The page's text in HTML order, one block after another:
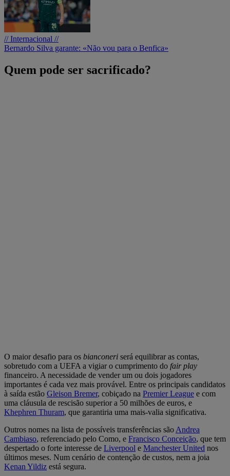
// Internacional //
Bernardo Silva garante: «Não vou para o Benfica»
Quem pode ser sacrificado?
O maior desafio para os bianconeri será equilibrar as contas,
sobretudo com a UEFA a vigiar o cumprimento do fair play
financeiro. A necessidade de vender um ou dois jogadores
importantes é cada vez mais provável. Entre os principais candidatos
à saída estão Gleison Bremer, cobiçado na Premier League e com
uma cláusula de rescisão superior a 50 milhões de euros, e
Khephren Thuram, que garantiria uma mais-valia significativa.
Outros nomes na lista de possíveis transferências são Andrea
Cambiaso, referenciado pelo Como, e Francisco Conceição, que tem
despertado o forte interesse de Liverpool e Manchester United nos
últimos meses. Num cenário de contenção de custos, nem a joia
Kenan Yildiz está segura.